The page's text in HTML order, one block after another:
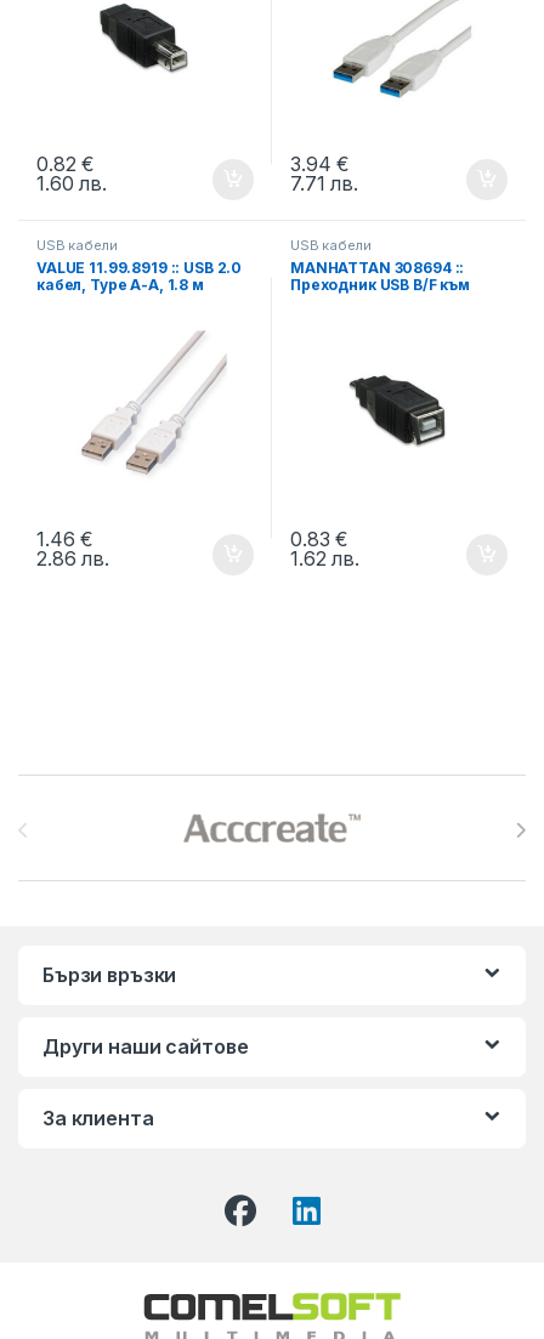
0.82€
1.60лв.
3.94€
7.71лв.
USB кабели
VALUE 11.99.8919 :: USB 2.0
кабел, Type A-A, 1.8 м
1.46€
2.86лв.
USB кабели
MANHATTAN 308694 ::
Преходник USB B/F към
0.83€
1.62лв.
Бързи връзки
Други наши сайтове
За клиента